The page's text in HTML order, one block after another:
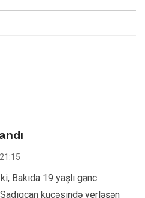
Bakıda 19 yaşlı gənc
küçəsində yerləşən